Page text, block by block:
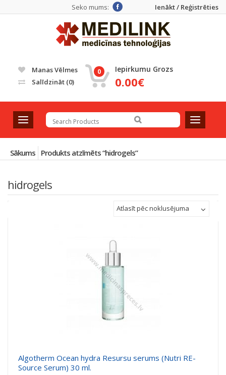
Ienākt / Reģistrēties
Seko mums:
Manas Vēlmes
Salīdzināt (0)
0 Iepirkumu Grozs
0.00€
T
o
g
g
l
n
a
T
o
g
l
a
Sākums Produkts atzīmēts “hidrogels”
hidrogels
Atlasīt pēc noklusējuma
Algotherm Ocean hydra Resursu serums (Nutri RE-
Source Serum) 30 ml.